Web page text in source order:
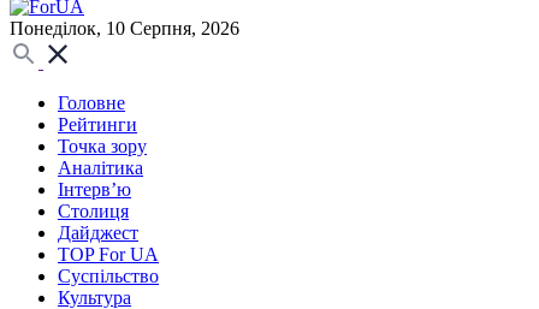
Понеділок, 10 Серпня, 2026
Головне
Рейтинги
Точка зору
Аналітика
Інтерв’ю
Столиця
Дайджест
TOP For UA
Суспiльство
Культура